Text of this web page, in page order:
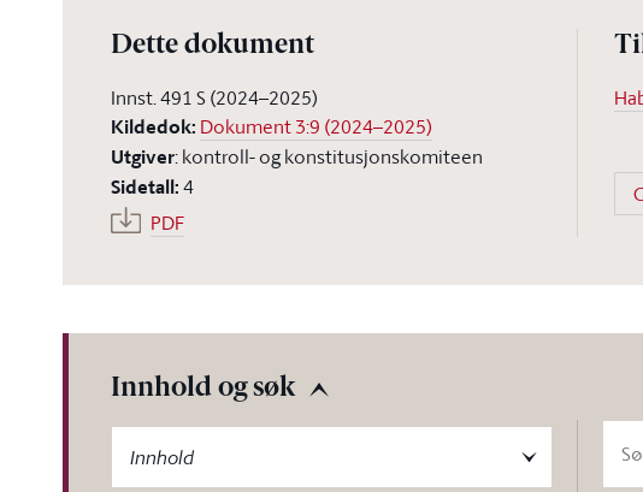
Dette dokument
Innst. 491 S (2024–2025)
Kildedok: Dokument 3:9 (2024–2025)
Utgiver:kontroll- og konstitusjonskomiteen
Sidetall:4
PDF
Innhold og søk
Innhold